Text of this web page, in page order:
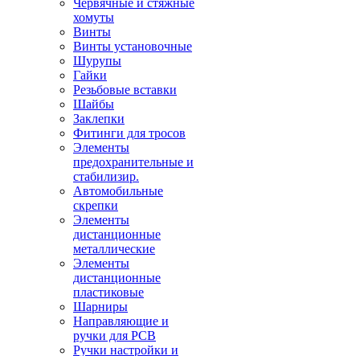
Червячные и стяжные
хомуты
Винты
Винты установочные
Шурупы
Гайки
Резьбовые вставки
Шайбы
Заклепки
Фитинги для тросов
Элементы
предохранительные и
стабилизир.
Автомобильные
скрепки
Элементы
дистанционные
металлические
Элементы
дистанционные
пластиковые
Шарниры
Направляющие и
ручки для PCB
Ручки настройки и